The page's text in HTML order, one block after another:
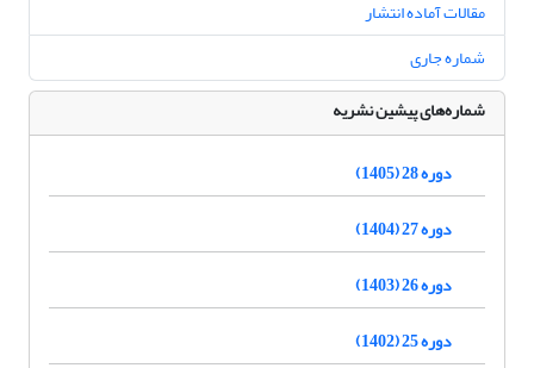
مقالات آماده انتشار
شماره جاری
شماره‌های پیشین نشریه
دوره 28 (1405)
دوره 27 (1404)
دوره 26 (1403)
دوره 25 (1402)